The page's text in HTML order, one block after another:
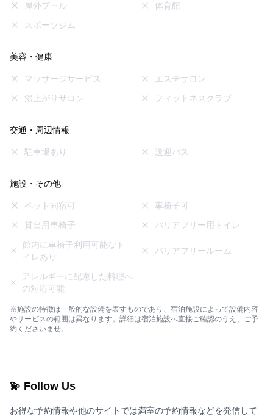
屋外プール
体育館
スポーツジム
美容・健康
マッサージサービス
エステサロン
湯上がりサロン
フィットネスクラブ
交通・周辺情報
駐車場あり 送迎バス
施設・その他
ペット同宿可
車椅子可
貸出用車椅子
バリアフリー用トイレ
館内に車椅子利用可能なト
イレあり
バリアフリールーム
アレルギーに配慮した料理へ
の対応可能
※施設の特徴は一般的な設備を表すものであり、宿泊施設によって設備内容
やサービスの範囲は異なります。詳細は宿泊施設へ直接ご確認のうえ、ご予
約くださいませ。
💫 Follow Us
お得な予約情報や他のサイトでは満室の予約情報などを発信して